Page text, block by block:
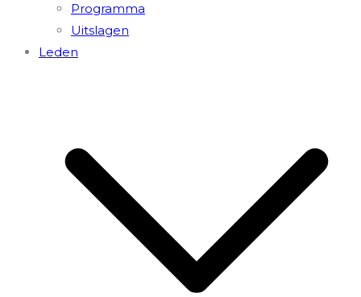
Programma
Uitslagen
Leden